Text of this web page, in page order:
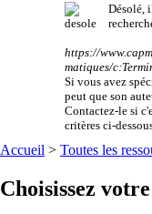
Désolé,
https://
matiques/
Si vous avez
peut que son
Contactez-le si
critères ci-
Accueil > Toutes les
Choisissez votre